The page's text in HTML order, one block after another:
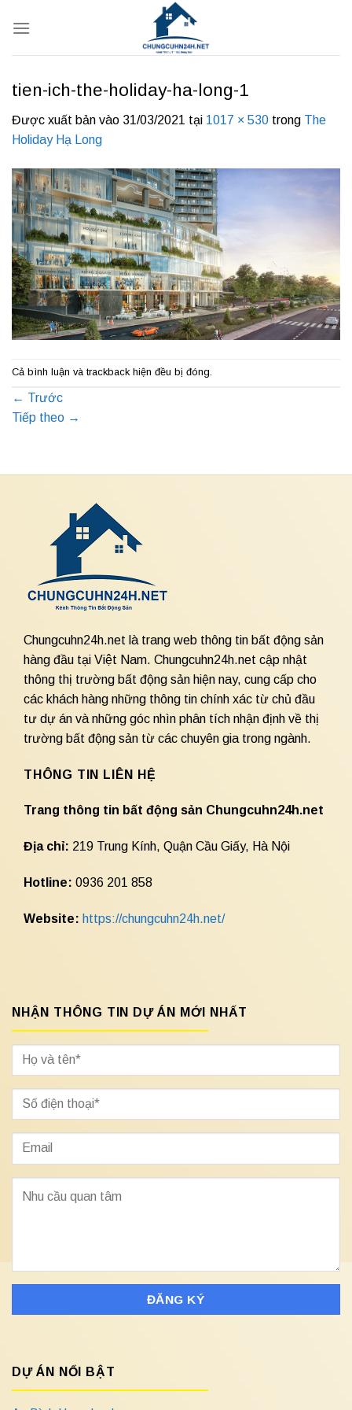
qua
tien-ich-the-holiday-ha-long-1
Được xuất bản vào 31/03/2021 tại 1017 × 530 trong The
Holiday Hạ Long
Cả bình luận và trackback hiện đều bị đóng.
← Trước
Tiếp theo →
Chungcuhn24h.net là trang web thông tin bất động sản
hàng đầu tại Việt Nam. Chungcuhn24h.net cập nhật
thông thị trường bất động sản hiện nay, cung cấp cho
các khách hàng những thông tin chính xác từ chủ đầu
tư dự án và những góc nhìn phân tích nhận định về thị
trường bất động sản từ các chuyên gia trong ngành.
THÔNG TIN LIÊN HỆ
Trang thông tin bất động sản Chungcuhn24h.net
Địa chỉ: 219 Trung Kính, Quận Cầu Giấy, Hà Nội
Hotline: 0936 201 858
Website: https://chungcuhn24h.net/
NHẬN THÔNG TIN DỰ ÁN MỚI NHẤT
DỰ ÁN NỔI BẬT